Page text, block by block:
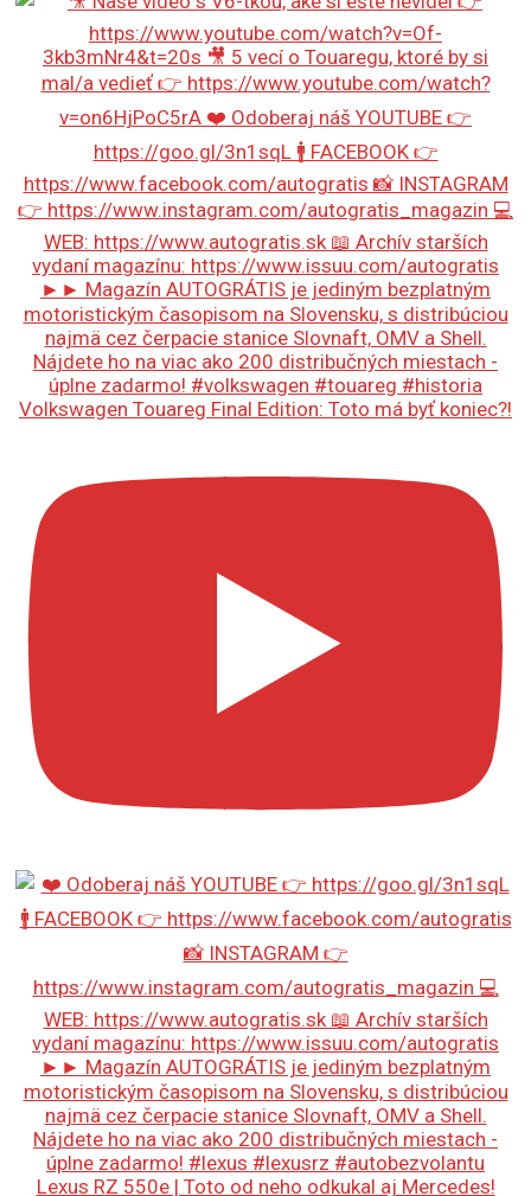
Volkswagen Touareg Final Edition: Toto má byť koniec?!
Lexus RZ 550e | Toto od neho odkukal aj Mercedes!